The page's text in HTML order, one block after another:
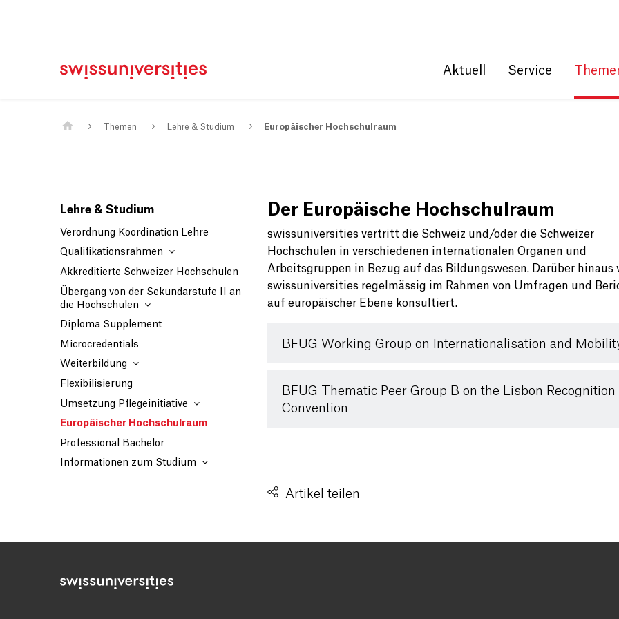
Sitemap
Aktuell Service
Themen Lehre & Studium Europäischer Hochschulraum
Lehre & Studium
Verordnung Koordination Lehre
Qualifikationsrahmen
Akkreditierte Schweizer Hochschulen
Übergang von der Sekundarstufe II an
die Hochschulen
Diploma Supplement
Microcredentials
Weiterbildung
Flexibilisierung
Umsetzung Pflegeinitiative
Europäischer Hochschulraum
Professional Bachelor
Informationen zum Studium
Der Europäische Hochschulraum
swissuniversities vertritt die Schweiz und/oder die Schweizer
Hochschulen in verschiedenen internationalen Organen und
Arbeitsgruppen in Bezug auf das Bildungswesen. Darüber hinaus
swissuniversities regelmässig im Rahmen von Umfragen und
auf europäischer Ebene konsultiert.
BFUG Working Group on Internationalisation and
BFUG Thematic Peer Group B on the Lisbon Recognition
Convention
Artikel teilen